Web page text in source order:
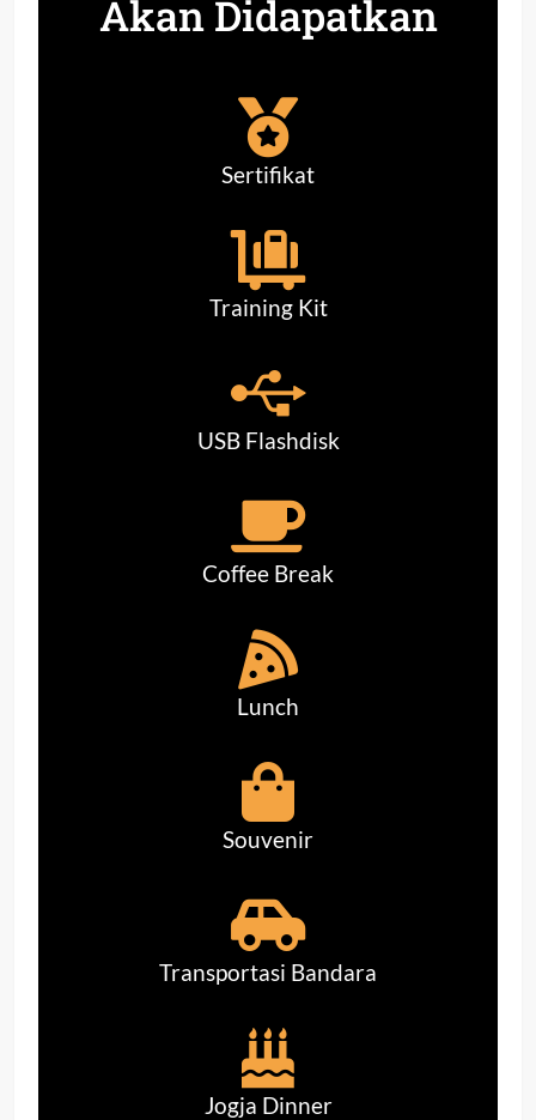
Akan Didapatkan
Sertifikat
Training Kit
USB Flashdisk
Coffee Break
Lunch
Souvenir
Transportasi Bandara
Jogja Dinner